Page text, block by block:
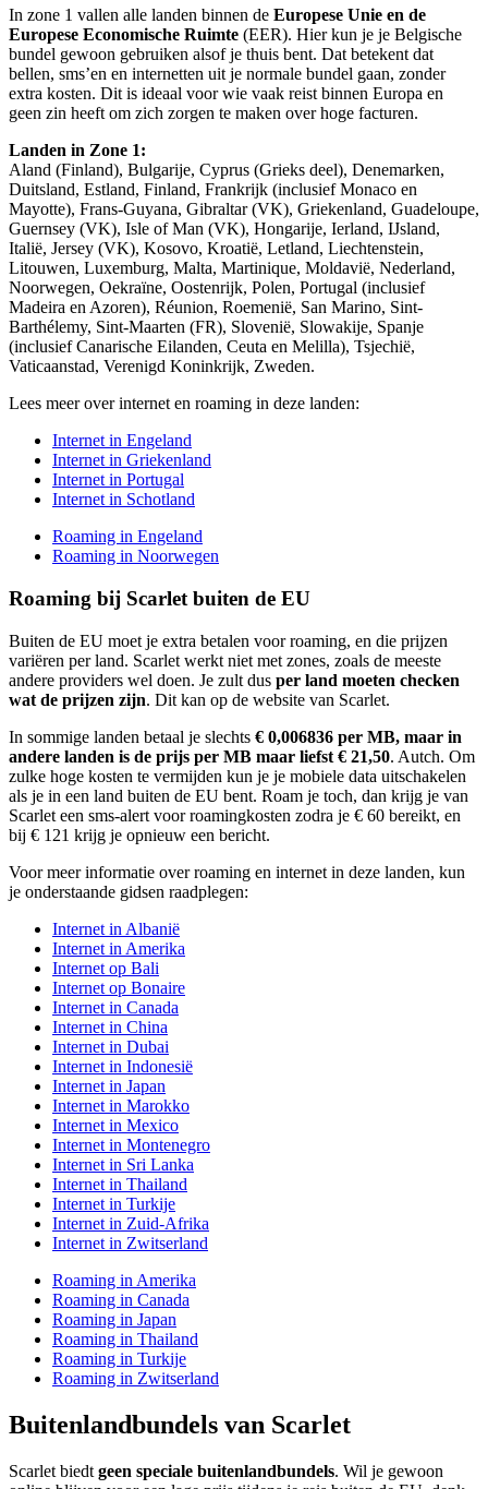
In zone 1 vallen alle landen binnen de Europese Unie en de
Europese Economische Ruimte (EER). Hier kun je je Belgische
bundel gewoon gebruiken alsof je thuis bent. Dat betekent dat
bellen, sms’en en internetten uit je normale bundel gaan, zonder
extra kosten. Dit is ideaal voor wie vaak reist binnen Europa en
geen zin heeft om zich zorgen te maken over hoge facturen.
Landen in Zone 1:
Aland (Finland), Bulgarije, Cyprus (Grieks deel), Denemarken,
Duitsland, Estland, Finland, Frankrijk (inclusief Monaco en
Mayotte), Frans-Guyana, Gibraltar (VK), Griekenland, Guadeloupe,
Guernsey (VK), Isle of Man (VK), Hongarije, Ierland, IJsland,
Italië, Jersey (VK), Kosovo, Kroatië, Letland, Liechtenstein,
Litouwen, Luxemburg, Malta, Martinique, Moldavië, Nederland,
Noorwegen, Oekraïne, Oostenrijk, Polen, Portugal (inclusief
Madeira en Azoren), Réunion, Roemenië, San Marino, Sint-
Barthélemy, Sint-Maarten (FR), Slovenië, Slowakije, Spanje
(inclusief Canarische Eilanden, Ceuta en Melilla), Tsjechië,
Vaticaanstad, Verenigd Koninkrijk, Zweden.
Lees meer over internet en roaming in deze landen:
Internet in Engeland
Internet in Griekenland
Internet in Portugal
Internet in Schotland
Roaming in Engeland
Roaming in Noorwegen
Roaming bij Scarlet buiten de EU
Buiten de EU moet je extra betalen voor roaming, en die prijzen
variëren per land. Scarlet werkt niet met zones, zoals de meeste
andere providers wel doen. Je zult dus per land moeten checken
wat de prijzen zijn. Dit kan op de website van Scarlet.
In sommige landen betaal je slechts € 0,006836 per MB, maar in
andere landen is de prijs per MB maar liefst € 21,50. Autch. Om
zulke hoge kosten te vermijden kun je je mobiele data uitschakelen
als je in een land buiten de EU bent. Roam je toch, dan krijg je van
Scarlet een sms-alert voor roamingkosten zodra je € 60 bereikt, en
bij € 121 krijg je opnieuw een bericht.
Voor meer informatie over roaming en internet in deze landen, kun
je onderstaande gidsen raadplegen:
Internet in Albanië
Internet in Amerika
Internet op Bali
Internet op Bonaire
Internet in Canada
Internet in China
Internet in Dubai
Internet in Indonesië
Internet in Japan
Internet in Marokko
Internet in Mexico
Internet in Montenegro
Internet in Sri Lanka
Internet in Thailand
Internet in Turkije
Internet in Zuid-Afrika
Internet in Zwitserland
Roaming in Amerika
Roaming in Canada
Roaming in Japan
Roaming in Thailand
Roaming in Turkije
Roaming in Zwitserland
Buitenlandbundels van Scarlet
Scarlet biedt geen speciale buitenlandbundels. Wil je gewoon